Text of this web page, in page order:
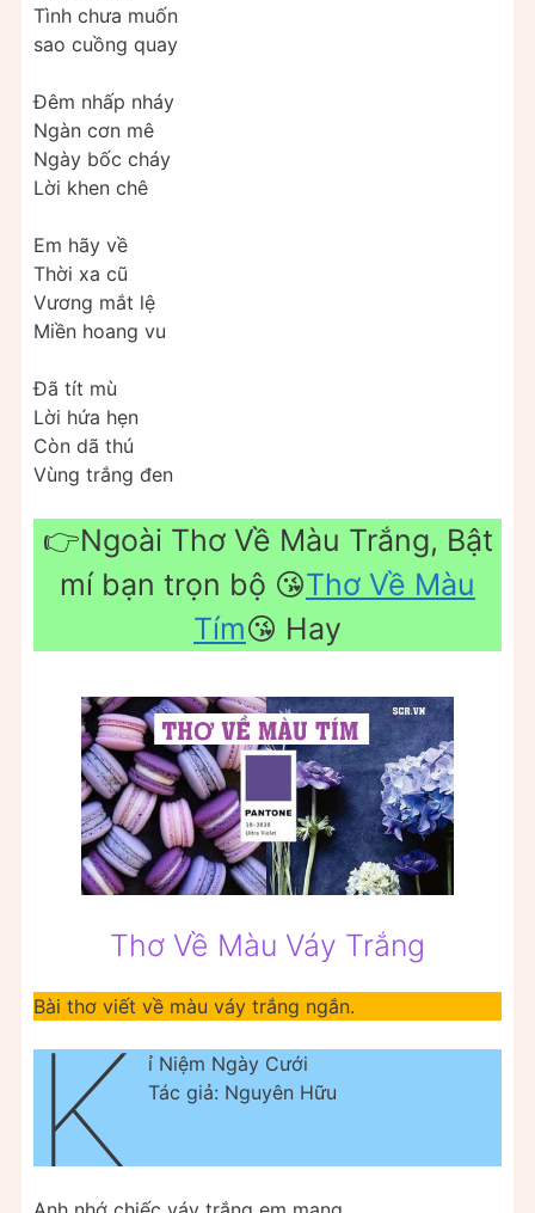
Tình chưa muốn
sao cuồng quay
Đêm nhấp nháy
Ngàn cơn mê
Ngày bốc cháy
Lời khen chê
Em hãy về
Thời xa cũ
Vương mắt lệ
Miền hoang vu
Đã tít mù
Lời hứa hẹn
Còn dã thú
Vùng trắng đen
👉Ngoài Thơ Về Màu Trắng, Bật
mí bạn trọn bộ 😘Thơ Về Màu
Tím😘 Hay
Thơ Về Màu Váy Trắng
Bài thơ viết về màu váy trắng ngắn.
K
ỉ Niệm Ngày Cưới
Tác giả: Nguyên Hữu